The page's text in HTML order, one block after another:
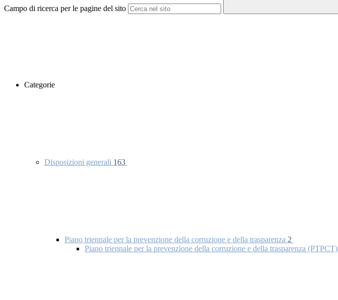
Campo di ricerca per le pagine del sito
Categorie
Disposizioni generali 163
Piano triennale per la prevenzione della corruzione e della trasparenza 2
Piano triennale per la prevenzione della corruzione e della trasparenza (PTPCT)